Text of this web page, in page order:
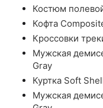
Костюм
Кофта
Кроссовки
Мужская
Gray
Куртка Soft
Мужская